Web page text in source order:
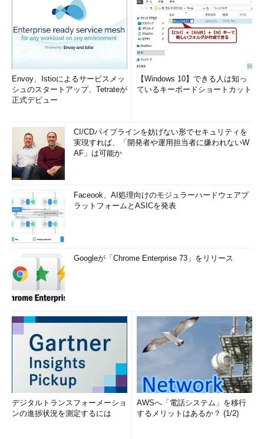
Envoy、Istioによるサービスメッ
シュのスタートアップ、Tetrateが
正式デビュー
【Windows 10】できる人は知っ
ているキーボードショートカット
CI/CDパイプラインを妨げない形でセキュリティを
実現すれば、「開発者や運用担当者に嫌われないW
AF」は可能か
Faceook、AI処理向けのモジュラーハードウェアプ
ラットフォームとASICを発表
Googleが「Chrome Enterprise 73」をリリース
デジタルトランスフォーメーショ
ンの進捗状況を測定するには
AWSへ「電話システム」を移行
するメリットはあるか？ (1/2)